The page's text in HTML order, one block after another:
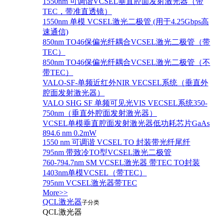
TEC，带准直透镜）
1550nm 单模 VCSEL激光二极管 (用于4.25Gbps高
速通信)
850nm TO46保偏光纤耦合VCSEL激光二极管（带
TEC）
850nm TO46保偏光纤耦合VCSEL激光二极管（不
带TEC）
VALO-SF-单频近红外NIR VECSEL系统（垂直外
腔面发射激光器）
VALO SHG SF 单频可见光VIS VECSEL系统350-
750nm（垂直外腔面发射激光器）
VCSEL单模垂直腔面发射激光器低功耗芯片GaAs
894.6 nm 0.2mW
1550 nm 可调谐 VCSEL TO 封装带光纤尾纤
795nm 带致冷TO型VCSEL激光二极管
760-794.7nm SM VCSEL激光器 带TEC TO封装
1403nm单模VCSEL（带TEC）
795nm VCSEL激光器带TEC
More>>
QCL激光器子分类
QCL激光器